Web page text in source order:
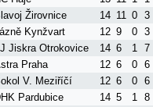
Žirovnice 14 11 0 3
Kynžvart 12 9 0 3
Jiskra Otrokovice 14 6 1 7
Praha 12 6 0 6
V. Meziříčí 12 6 0 6
Pardubice 14 5 1 8